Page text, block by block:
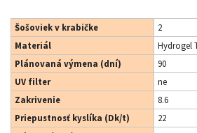
Šošoviek v krabičke
2
Materiál
Hydrogel
Plánovaná výmena (dní)
90
UV filter
ne
Zakrivenie
8.6
Priepustnosť kyslíka (Dk/t)
22